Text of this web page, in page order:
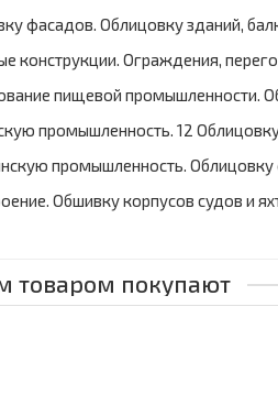
фасадов. Облицовку зданий,
конструкции. Ограждения,
пищевой промышленности.
промышленность. 12
промышленность. Облицовку
Обшивку корпусов судов и
товаром покупают